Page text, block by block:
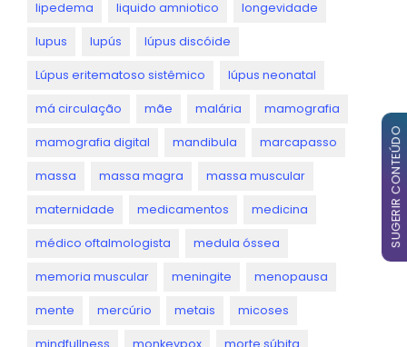
lipedema liquido amniotico longevidade
lupus lupús lúpus discóide
Lúpus eritematoso sistêmico lúpus neonatal
má circulação mãe malária mamografia
mamografia digital mandibula marcapasso
massa massa magra massa muscular
maternidade medicamentos medicina
médico oftalmologista medula óssea
memoria muscular meningite menopausa
mente mercúrio metais micoses
mindfullness monkeypox morte súbita
SUGERIR CONTEÚDO